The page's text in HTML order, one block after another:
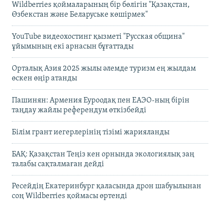
Wildberries қоймаларының бір бөлігін "Қазақстан,
Өзбекстан және Беларуське көшірмек"
YouTube видеохостинг қызметі "Русская община"
ұйымының екі арнасын бұғаттады
Орталық Азия 2025 жылы әлемде туризм ең жылдам
өскен өңір атанды
Пашинян: Армения Еуроодақ пен ЕАЭО-ның бірін
таңдау жайлы референдум өткізбейді
Білім грант иегерлерінің тізімі жарияланды
БАҚ: Қазақстан Теңіз кен орнында экологиялық заң
талабы сақталмаған дейді
Ресейдің Екатеринбург қаласында дрон шабуылынан
соң Wildberries қоймасы өртенді